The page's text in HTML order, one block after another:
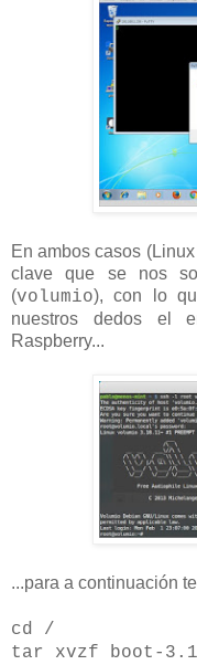
En ambos casos
clave que se nos
(volumio), con lo
nuestros dedos el
Raspberry...
...para a continuación
cd /
tar xvzf boot-